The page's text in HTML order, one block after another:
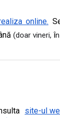
online.
(doar vineri, î
site-ul